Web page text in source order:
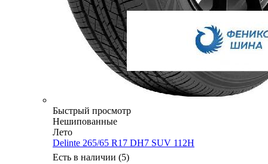
Быстрый просмотр
Нешипованные
Лето
Delinte 265/65 R17 DH7 SUV 112H
Есть в наличии (5)